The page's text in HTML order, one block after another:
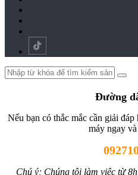
Đường
Nếu bạn có thắc mắc cần giải
máy ngay
Chú ý; Chúng tôi làm việc từ